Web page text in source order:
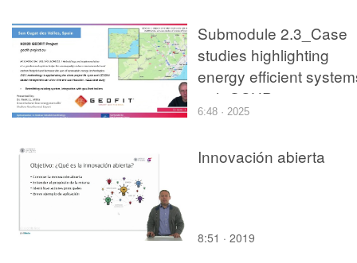
Submodule 2.3_Case
studies highlighting
energy efficient
with GSHP
systems__CASE
6:48 · 2025
Innovación abierta
8:51 · 2019